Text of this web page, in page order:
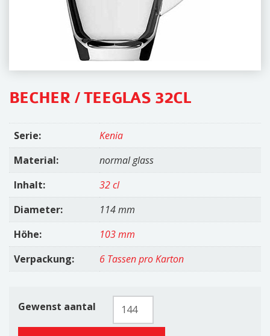
BECHER / TEEGLAS 32CL
Serie:
Kenia
Material:
normal glass
Inhalt:
32 cl
Diameter:
114 mm
Höhe:
103 mm
Verpackung:
6 Tassen pro Karton
Gewenst aantal
Becher
/